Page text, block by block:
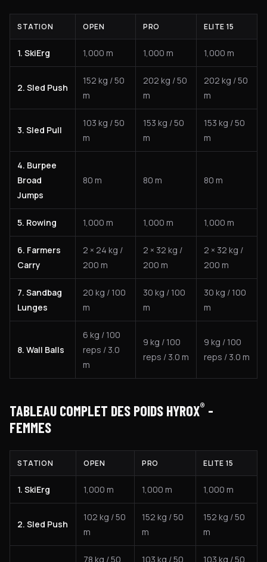
STATION OPEN PRO ELITE 15
1. SkiErg 1,000 m 1,000 m 1,000 m
2. Sled Push
152 kg / 50
m
202 kg / 50
m
202 kg / 50
m
3. Sled Pull
103 kg / 50
m
153 kg / 50
m
153 kg / 50
m
4. Burpee
Broad
Jumps
80 m 80 m 80 m
5. Rowing 1,000 m 1,000 m 1,000 m
6. Farmers
Carry
2 × 24 kg /
200 m
2 × 32 kg /
200 m
2 × 32 kg /
200 m
7. Sandbag
Lunges
20 kg / 100
m
30 kg / 100
m
30 kg / 100
m
8. Wall Balls
6 kg / 100
reps / 3.0
m
9 kg / 100
reps / 3.0 m
9 kg / 100
reps / 3.0 m
TABLEAU COMPLET DES POIDS HYROX® -
FEMMES
STATION OPEN PRO ELITE 15
1. SkiErg 1,000 m 1,000 m 1,000 m
2. Sled Push
102 kg / 50
m
152 kg / 50
m
152 kg / 50
m
78 kg / 50
103 kg / 50
103 kg / 50